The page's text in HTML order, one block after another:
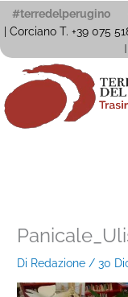
Vai
al
#terredelperugino
| Corciano T. +39 075
Di Redazione/30